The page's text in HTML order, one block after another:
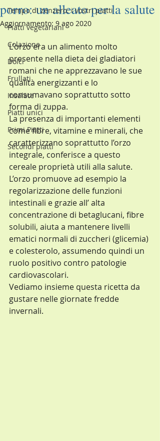
Tempo di zenzero: i vostri piatti
Piatti vegetariani
Colazione
Dolci
Frullati
Insalate
Piatti unici
Primi Piatti
Secondi piatti
porro: un alleato per la salute
Aggiornamento: 9 ago 2020
L'orzo era un alimento molto
presente nella dieta dei gladiatori
romani che ne apprezzavano le sue
qualità energizzanti e lo
consumavano soprattutto sotto
forma di zuppa.
La presenza di importanti elementi
come fibre, vitamine e minerali, che
caratterizzano soprattutto l’orzo
integrale, conferisce a questo
cereale proprietà utili alla salute.
L’orzo promuove ad esempio la
regolarizzazione delle funzioni
intestinali e grazie all’ alta
concentrazione di betaglucani, fibre
solubili, aiuta a mantenere livelli
ematici normali di zuccheri (glicemia)
e colesterolo, assumendo quindi un
ruolo positivo contro patologie
cardiovascolari.
Vediamo insieme questa ricetta da
gustare nelle giornate fredde
invernali.